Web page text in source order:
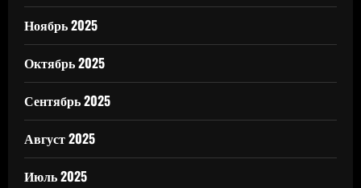
Ноябрь 2025
Октябрь 2025
Сентябрь 2025
Август 2025
Июль 2025